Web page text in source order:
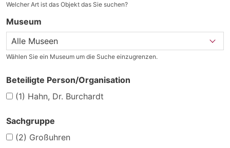
Welcher Art ist das Objekt das Sie suchen?
Museum
Wählen Sie ein Museum um die Suche einzugrenzen.
Beteiligte Person/Organisation
(1) Hahn, Dr. Burchardt
Sachgruppe
(2) Großuhren